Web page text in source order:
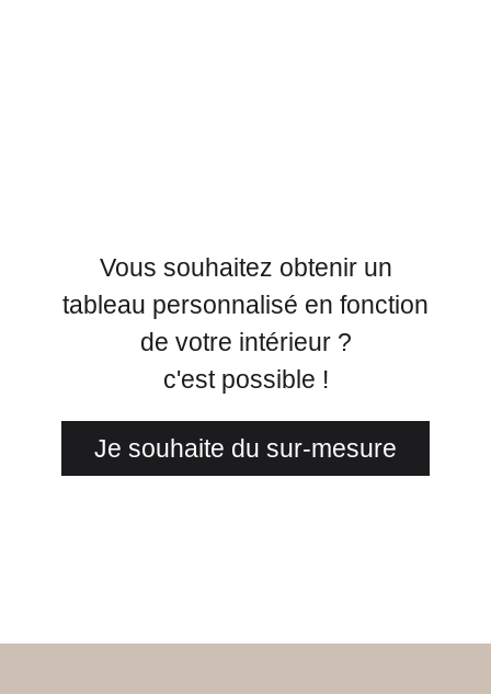
Vous souhaitez obtenir un
tableau personnalisé en fonction
de votre intérieur ?
c'est possible !
Je souhaite du sur-mesure